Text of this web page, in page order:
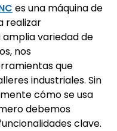
es una máquina de
realizar
variedad de
nos
que
industriales. Sin
cómo se usa
debemos
clave.